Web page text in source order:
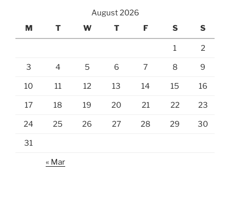
August 2026
M
T W T F S S
1 2
3 4 5 6 7 8 9
10 11 12 13 14 15 16
17 18 19 20 21 22 23
24 25 26 27 28 29 30
31
« Mar